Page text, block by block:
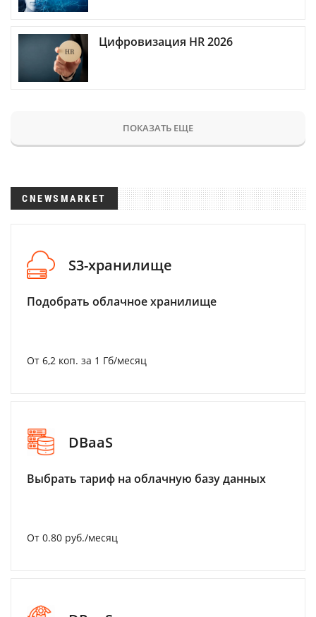
Цифровизация HR 2026
ПОКАЗАТЬ ЕЩЕ
CNEWSMARKET
S3-хранилище
Подобрать облачное хранилище
От 6,2 коп. за 1 Гб/месяц
DBaaS
Выбрать тариф на облачную базу данных
От 0.80 руб./месяц